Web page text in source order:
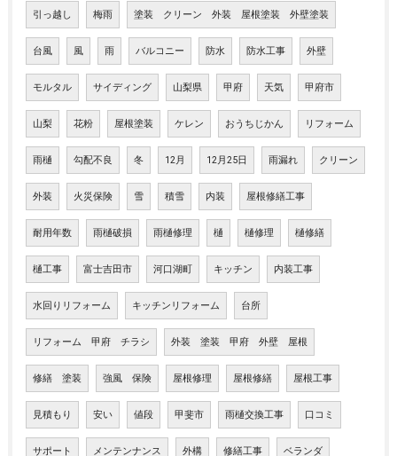
引っ越し 梅雨 塗装 クリーン 外装 屋根塗装 外壁塗装
台風 風 雨 バルコニー 防水 防水工事 外壁
モルタル サイディング 山梨県 甲府 天気 甲府市
山梨 花粉 屋根塗装 ケレン おうちじかん リフォーム
雨樋 勾配不良 冬 12月 12月25日 雨漏れ クリーン
外装 火災保険 雪 積雪 内装 屋根修繕工事
耐用年数 雨樋破損 雨樋修理 樋 樋修理 樋修繕
樋工事 富士吉田市 河口湖町 キッチン 内装工事
水回りリフォーム キッチンリフォーム 台所
リフォーム 甲府 チラシ 外装 塗装 甲府 外壁 屋根
修繕 塗装 強風 保険 屋根修理 屋根修繕 屋根工事
見積もり 安い 値段 甲斐市 雨樋交換工事 口コミ
サポート メンテンナンス 外構 修繕工事 ベランダ